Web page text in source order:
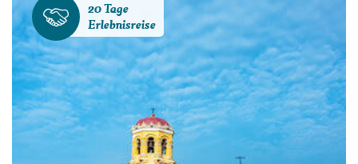
20 Tage
Erlebnisreise